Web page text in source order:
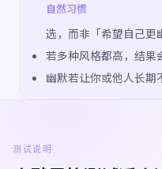
自然习惯
选，而非「希望自己更
若多种风格都高，结果
幽默若让你或他人长期
测试说明